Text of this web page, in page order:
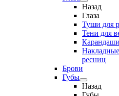
Назад
Глаза
Туши для
Тени для
Карандаши
ресниц
Брови
Губы
Назад